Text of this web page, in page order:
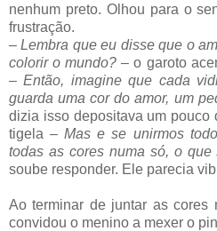
nenhum preto. Olhou para o
frustração.
– Lembra que eu disse que o
colorir o mundo? –o garoto
–Então, imagine que cada
guarda uma cor do amor, um
dizia isso depositava um pouco
tigela –Mas e se unirmos
todas as cores numa só, o que
soube responder. Ele parecia
Ao terminar de juntar as cores
convidou o menino a mexer o